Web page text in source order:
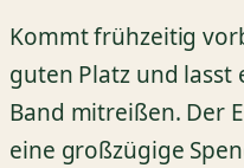
Kommt frühzeitig
guten Platz und lasst
Band mitreißen. Der
eine großzügige